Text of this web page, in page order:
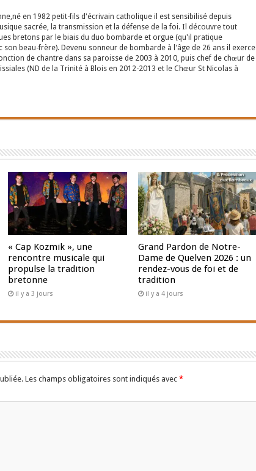
en 1982 petit-fils d'écrivain catholique il est sensibilisé depuis
sacrée, la transmission et la défense de la foi. Il découvre tout
bretons par le biais du duo bombarde et orgue (qu'il pratique
son beau-frère). Devenu sonneur de bombarde à l'âge de 26 ans il exerce
de chantre dans sa paroisse de 2003 à 2010, puis chef de chœur de
(ND de la Trinité à Blois en 2012-2013 et le Chœur St Nicolas à
« Cap Kozmik », une
rencontre musicale qui
propulse la tradition
bretonne
il y a 3 jours
Grand Pardon de Notre-
Dame de Quelven 2026 : un
rendez-vous de foi et de
tradition
il y a 4 jours
Les champs obligatoires sont indiqués avec *